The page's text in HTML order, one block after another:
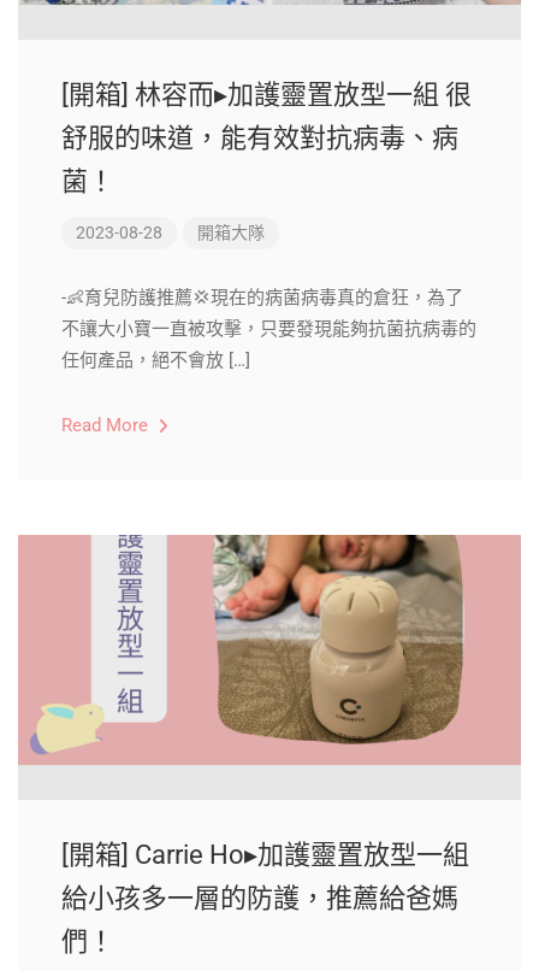
[開箱] 林容而▸加護靈置放型一組 很
舒服的味道，能有效對抗病毒、病
菌！
2023-08-28 開箱大隊
-👶育兒防護推薦💢現在的病菌病毒真的倉狂，為了
不讓大小寶一直被攻擊，只要發現能夠抗菌抗病毒的
任何產品，絕不會放 […]
Read More
[開箱] Carrie Ho▸加護靈置放型一組
給小孩多一層的防護，推薦給爸媽
們！